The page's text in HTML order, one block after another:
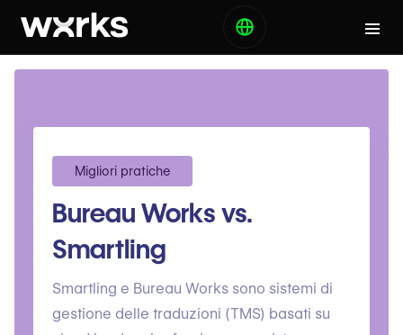
Migliori pratiche
Bureau Works vs.
Smartling
Smartling e Bureau Works sono sistemi di
gestione delle traduzioni (TMS) basati su